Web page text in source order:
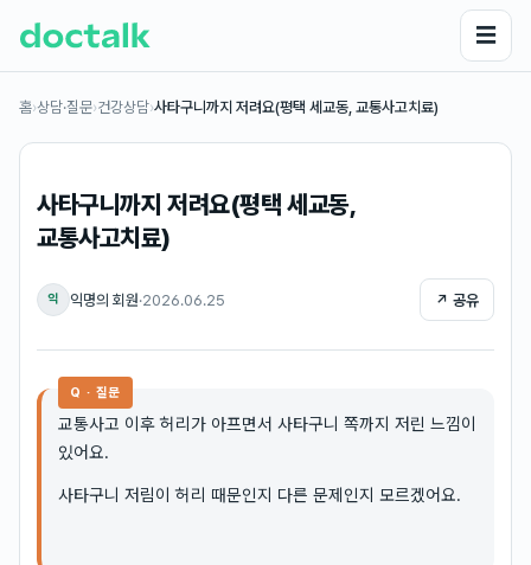
☰
홈›상담·질문›건강상담›사타구니까지 저려요(평택 세교동, 교통사고치료)
사타구니까지 저려요(평택 세교동,
교통사고치료)
익 익명의 회원·2026.06.25 ↗ 공유
Q · 질문
교통사고 이후 허리가 아프면서 사타구니 쪽까지 저린 느낌이
있어요.
사타구니 저림이 허리 때문인지 다른 문제인지 모르겠어요.